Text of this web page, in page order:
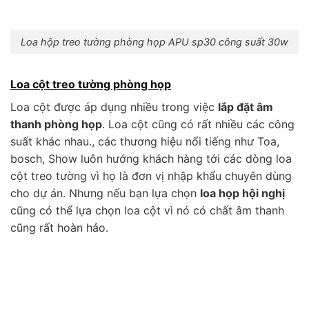
Loa hộp treo tường phòng họp APU sp30 công suất 30w
Loa cột treo tường phòng họp
Loa cột được áp dụng nhiều trong việc lắp đặt âm
thanh phòng họp. Loa cột cũng có rất nhiều các công
suất khác nhau., các thương hiệu nổi tiếng như Toa,
bosch, Show luôn hướng khách hàng tới các dòng loa
cột treo tường vì họ là đơn vị nhập khẩu chuyên dùng
cho dự án. Nhưng nếu bạn lựa chọn loa họp hội nghị
cũng có thể lựa chọn loa cột vì nó có chất âm thanh
cũng rất hoàn hảo.